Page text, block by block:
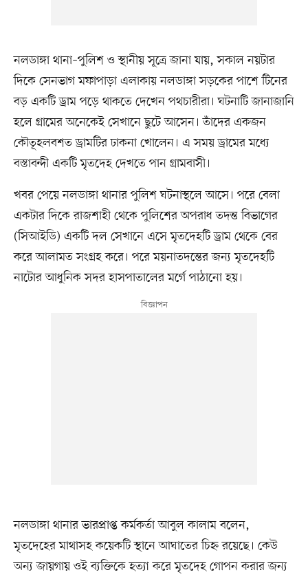
নলডাঙ্গা থানা–পুলিশ ও স্থানীয় সূত্রে জানা যায়, সকাল নয়টার
দিকে সেনভাগ মফাপাড়া এলাকায় নলডাঙ্গা সড়কের পাশে টিনের
বড় একটি ড্রাম পড়ে থাকতে দেখেন পথচারীরা। ঘটনাটি জানাজানি
হলে গ্রামের অনেকেই সেখানে ছুটে আসেন। তাঁদের একজন
কৌতূহলবশত ড্রামটির ঢাকনা খোলেন। এ সময় ড্রামের মধ্যে
বস্তাবন্দী একটি মৃতদেহ দেখতে পান গ্রামবাসী।
খবর পেয়ে নলডাঙ্গা থানার পুলিশ ঘটনাস্থলে আসে। পরে বেলা
একটার দিকে রাজশাহী থেকে পুলিশের অপরাধ তদন্ত বিভাগের
(সিআইডি) একটি দল সেখানে এসে মৃতদেহটি ড্রাম থেকে বের
করে আলামত সংগ্রহ করে। পরে ময়নাতদন্তের জন্য মৃতদেহটি
নাটোর আধুনিক সদর হাসপাতালের মর্গে পাঠানো হয়।
নলডাঙ্গা থানার ভারপ্রাপ্ত কর্মকর্তা আবুল কালাম বলেন,
মৃতদেহের মাথাসহ কয়েকটি স্থানে আঘাতের চিহ্ন রয়েছে। কেউ
অন্য জায়গায় ওই ব্যক্তিকে হত্যা করে মৃতদেহ গোপন করার জন্য